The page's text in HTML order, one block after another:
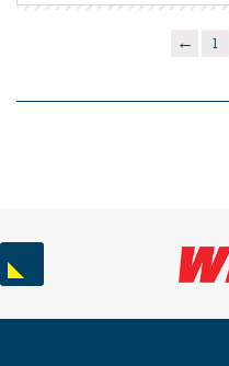
← 1
Next